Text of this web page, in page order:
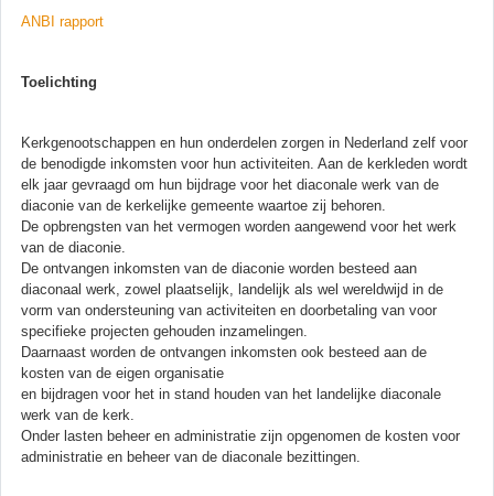
ANBI rapport
Toelichting
Kerkgenootschappen en hun onderdelen zorgen in Nederland zelf voor
de benodigde inkomsten voor hun activiteiten. Aan de kerkleden wordt
elk jaar gevraagd om hun bijdrage voor het diaconale werk van de
diaconie van de kerkelijke gemeente waartoe zij behoren.
De opbrengsten van het vermogen worden aangewend voor het werk
van de diaconie.
De ontvangen inkomsten van de diaconie worden besteed aan
diaconaal werk, zowel plaatselijk, landelijk als wel wereldwijd in de
vorm van ondersteuning van activiteiten en doorbetaling van voor
specifieke projecten gehouden inzamelingen.
Daarnaast worden de ontvangen inkomsten ook besteed aan de
kosten van de eigen organisatie
en bijdragen voor het in stand houden van het landelijke diaconale
werk van de kerk.
Onder lasten beheer en administratie zijn opgenomen de kosten voor
administratie en beheer van de diaconale bezittingen.